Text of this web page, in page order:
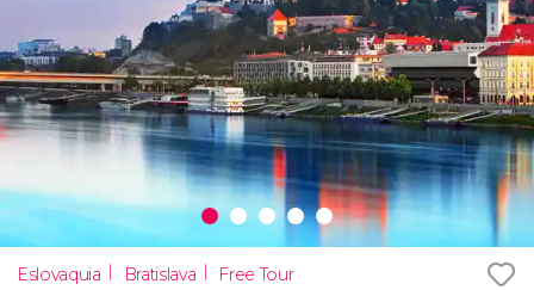
Eslovaquia Bratislava Free Tour